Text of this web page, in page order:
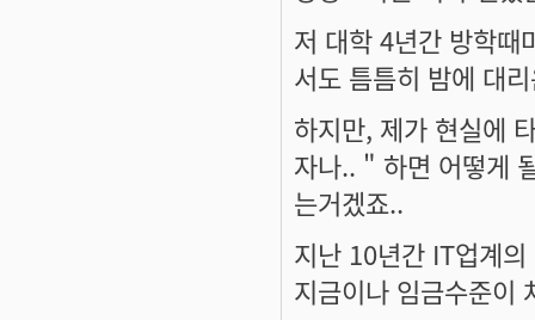
저 대학 4년간 방학때
서도 틈틈히 밤에 대
하지만, 제가 현실에
자나.. " 하면 어떻게
는거겠죠..
지난 10년간 IT업계
지금이나 임금수준이